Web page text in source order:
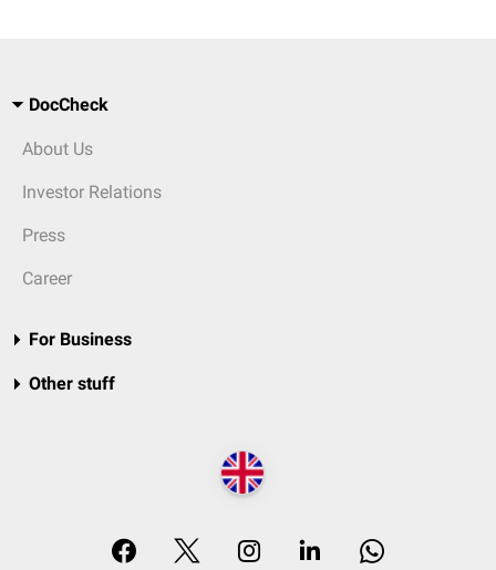
DocCheck
About Us
Investor Relations
Press
Career
For Business
Other stuff